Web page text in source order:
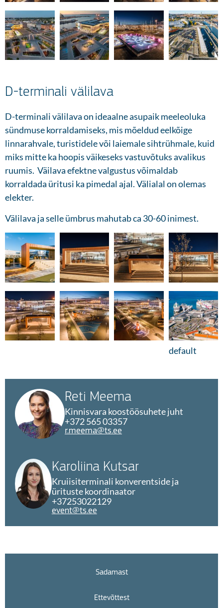
D-terminali välilava
D-terminali välilava on ideaalne asupaik meeleoluka
sündmuse korraldamiseks, mis mõeldud eelkõige
linnarahvale, turistidele või laiemale sihtrühmale, kuid
miks mitte ka hoopis väikeseks vastuvõtuks avalikus
ruumis. Väilava efektne valgustus võimaldab
korraldada üritusi ka pimedal ajal. Välialal on olemas
elekter.
Välilava ja selle ümbrus mahutab ca 30-60 inimest.
default
Reti Meema
Kinnisvara koostöösuhete juht
+372 565 03357
r.meema@ts.ee
Karoliina Kutsar
Kruiisiterminali konverentside ja
ürituste koordinaator
+37253022129
event@ts.ee
Sadamast
Ettevõttest